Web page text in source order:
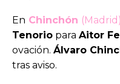
En Chinchón
Tenorio para Aitor
ovación. Álvaro
tras aviso.